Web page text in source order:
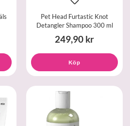
Pet Head Furtastic Knot
Detangler Shampoo 300 ml
249,90 kr
Köp